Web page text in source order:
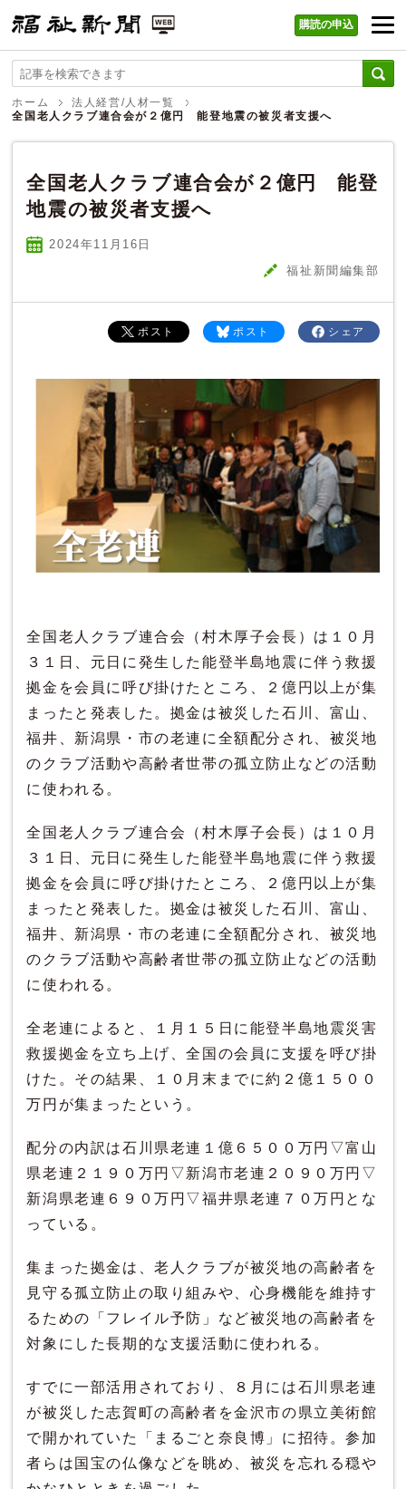
福祉新聞 WEB
購読の申込
ホーム
法人経営/人材一覧
全国老人クラブ連合会が２億円 能登地震の被災者支援へ
全国老人クラブ連合会が２億円 能登
地震の被災者支援へ
2024年11 月 16 日
福祉新聞編集部
シェア
ポスト
ポスト
全国老人クラブ連合会（村木厚子会長）は１０月
３１日、元日に発生した能登半島地震に伴う救援
拠金を会員に呼び掛けたところ、２億円以上が集
まったと発表した。拠金は被災した石川、富山、
福井、新潟県・市の老連に全額配分され、被災地
のクラブ活動や高齢者世帯の孤立防止などの活動
に使われる。
全国老人クラブ連合会（村木厚子会長）は１０月
３１日、元日に発生した能登半島地震に伴う救援
拠金を会員に呼び掛けたところ、２億円以上が集
まったと発表した。拠金は被災した石川、富山、
福井、新潟県・市の老連に全額配分され、被災地
のクラブ活動や高齢者世帯の孤立防止などの活動
に使われる。
全老連によると、１月１５日に能登半島地震災害
救援拠金を立ち上げ、全国の会員に支援を呼び掛
けた。その結果、１０月末までに約２億１５００
万円が集まったという。
配分の内訳は石川県老連１億６５００万円▽富山
県老連２１９０万円▽新潟市老連２０９０万円▽
新潟県老連６９０万円▽福井県老連７０万円とな
っている。
集まった拠金は、老人クラブが被災地の高齢者を
見守る孤立防止の取り組みや、心身機能を維持す
るための「フレイル予防」など被災地の高齢者を
対象にした長期的な支援活動に使われる。
すでに一部活用されており、８月には石川県老連
が被災した志賀町の高齢者を金沢市の県立美術館
で開かれていた「まるごと奈良博」に招待。参加
者らは国宝の仏像などを眺め、被災を忘れる穏や